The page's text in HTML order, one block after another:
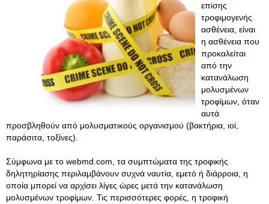
επίσης
τροφιμογενής
ασθένεια, είναι
η ασθένεια που
προκαλείται
από την
κατανάλωση
μολυσμένων
τροφίμων, όταν
αυτά
προσβληθούν από μολυσματικούς οργανισμού (βακτήρια, ιοί,
παράσιτα, τοξίνες).
Σύμφωνα με το webmd.com, τα συμπτώματα της τροφικής
δηλητηρίασης περιλαμβάνουν συχνά ναυτία, εμετό ή διάρροια, η
οποία μπορεί να αρχίσει λίγες ώρες μετά την κατανάλωση
μολυσμένων τροφίμων. Τις περισσότερες φορές, η τροφική